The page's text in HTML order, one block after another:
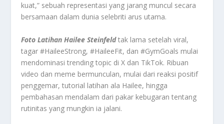
kuat,” sebuah representasi yang jarang muncul secara
bersamaan dalam dunia selebriti arus utama.
Foto Latihan Hailee Steinfeldtak lama setelah viral,
tagar #HaileeStrong, #HaileeFit, dan #GymGoals mulai
mendominasi trending topic di X dan TikTok. Ribuan
video dan meme bermunculan, mulai dari reaksi positif
penggemar, tutorial latihan ala Hailee, hingga
pembahasan mendalam dari pakar kebugaran tentang
rutinitas yang mungkin ia jalani.